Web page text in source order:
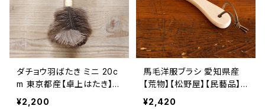
ダチョウ羽ばたき ミニ 20c
m 東京都産【卓上はたき】
【掃除道具】【荒物】【松野
¥2,200
馬毛洋服ブラシ 愛知県産
【荒物】【松野屋】【民藝品】
【ギフト プレゼント】【父の日
¥2,420